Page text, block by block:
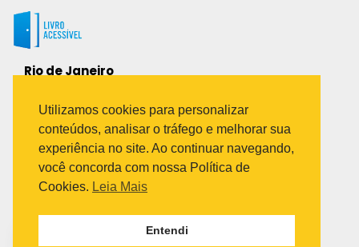
Rio de Janeiro
Bairro Industrial do Jacaré
Rio de Janeiro – RJ – CEP: 20970-031
Telefone:
(21) 3278-8069
(21) 3995-7512
Avenida Paulista 1636 / sala 1407
Utilizamos cookies para personalizar
conteúdos, analisar o tráfego e melhorar sua
experiência no site. Ao continuar navegando,
você concorda com nossa Política de
Cookies. Leia Mais
Entendi